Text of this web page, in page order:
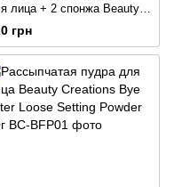
лица + 2 спонжа Beauty
Bye Filter Loose
грн